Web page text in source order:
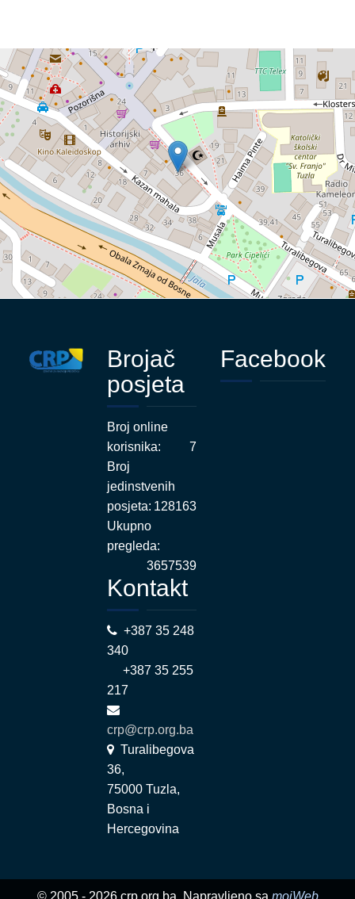
Brojač
posjeta
Broj online
korisnika:
7
Broj
jedinstvenih
posjeta: 128163
Ukupno
pregleda:
3657539
Kontakt
+387 35 248
340
+387 35 255
217
crp@crp.org.ba
Turalibegova
36,
75000 Tuzla,
Bosna i
Hercegovina
Facebook
© 2005 - 2026 crp.org.ba. Napravljeno sa mojWeb